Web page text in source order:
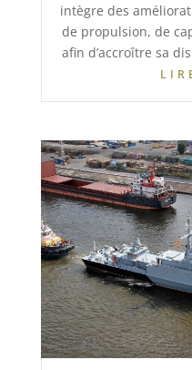
intègre des
de propulsion, de
afin d’accroître sa